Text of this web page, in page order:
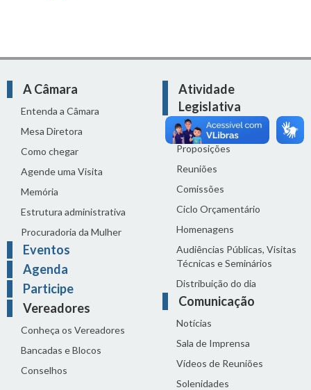
A Câmara
Entenda a Câmara
Mesa Diretora
Como chegar
Agende uma Visita
Memória
Estrutura administrativa
Procuradoria da Mulher
Eventos
Agenda
Participe
Vereadores
Conheça os Vereadores
Bancadas e Blocos
Conselhos
Atividade
Legislativa
Legislação
Proposições
Reuniões
Comissões
Ciclo Orçamentário
Homenagens
Audiências Públicas, Visitas
Técnicas e Seminários
Distribuição do dia
Comunicação
Notícias
Sala de Imprensa
Vídeos de Reuniões
Solenidades